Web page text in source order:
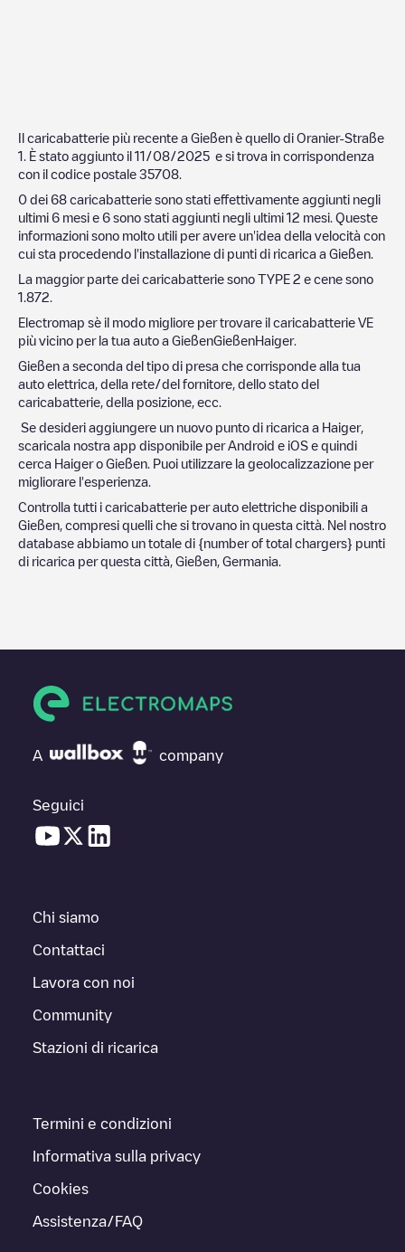
Il caricabatterie più recente a Gießen è quello di Oranier-Straße
1 . È stato aggiunto il 11/08/2025 e si trova in corrispondenza
con il codice postale 35708
0 dei 68 caricabatterie sono stati effettivamente aggiunti negli
ultimi 6 mesi e 6 sono stati aggiunti negli ultimi 12 mesi. Queste
informazioni sono molto utili per avere un'idea della velocità con
cui sta procedendo l'installazione di punti di ricarica a Gießen
La maggior parte dei caricabatterie sono TYPE 2 e cene sono
1.872
Electromap sè il modo migliore per trovare il caricabatterie VE
più vicino per la tua auto a GießenGießenHaiger.
Gießen a seconda del tipo di presa che corrisponde alla tua
auto elettrica, della rete/del fornitore, dello stato del
caricabatterie, della posizione, ecc.
Se desideri aggiungere un nuovo punto di ricarica a Haiger,
scaricala nostra app disponibile per Android e iOS e quindi
cerca Haigero Gießen . Puoi utilizzare la geolocalizzazione per
migliorare l'esperienza.
Controlla tutti i caricabatterie per auto elettriche disponibili a
Gießen , compresi quelli che si trovano in questa città. Nel nostro
database abbiamo un totale di {number of total chargers} punti
di ricarica per questa città, Gießen Germania
A company
Seguici
Chi siamo
Contattaci
Lavora con noi
Community
Stazioni di ricarica
Termini e condizioni
Informativa sulla privacy
Cookies
Assistenza/FAQ